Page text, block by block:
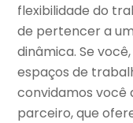
flexibilidade do
de pertencer a
dinâmica. Se
espaços de
convidamos
parceiro, que